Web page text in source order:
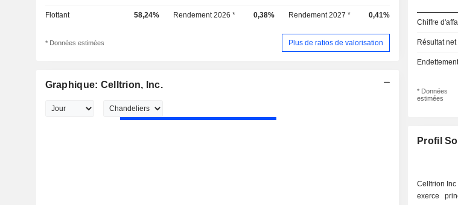
Flottant 58,24% Rendement 2026 * 0,38% Rendement 2027 * 0,41%
* Données estimées Plus de ratios de valorisation
Graphique: Celltrion, Inc.
Chiffre
Résultat net
* Données
estimées
Profil
Celltrion
exerce